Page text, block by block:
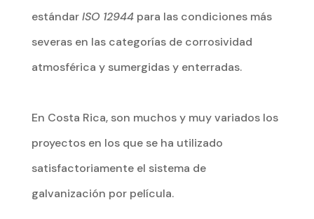
estándarISO 12944para las condiciones más
severas en las categorías de corrosividad
atmosférica y sumergidas y enterradas.
En Costa Rica, son muchos y muy variados los
proyectos en los que se ha utilizado
satisfactoriamente el sistema de
galvanización por película.